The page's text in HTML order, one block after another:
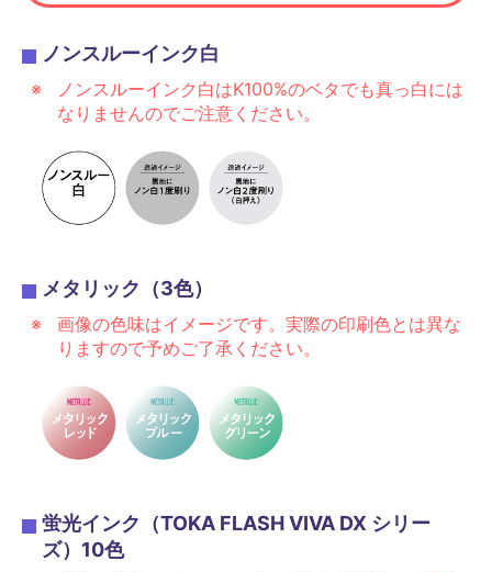
ノンスルーインク白
ノンスルーインク白はK100%のベタでも真っ白には
なりませんのでご注意ください。
メタリック（3色）
画像の色味はイメージです。実際の印刷色とは異な
りますので予めご了承ください。
蛍光インク（TOKA FLASH VIVA DX シリー
ズ）10色